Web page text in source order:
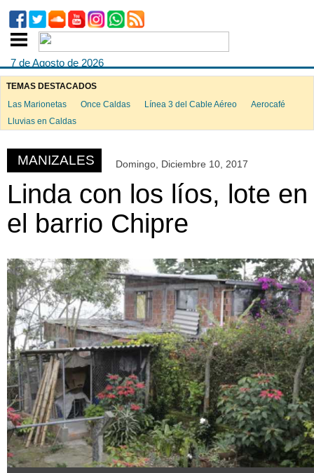
7 de Agosto de 2026
TEMAS DESTACADOS
Las Marionetas
Once Caldas Línea 3 del Cable Aéreo
Aerocafé
Lluvias en Caldas
MANIZALES Domingo, Diciembre 10, 2017
Linda con los líos, lote en
el barrio Chipre